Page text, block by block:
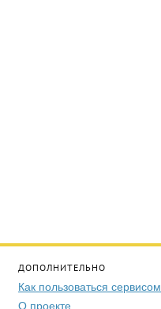
ДОПОЛНИТЕЛЬНО
Как пользоваться сервисом
О проекте